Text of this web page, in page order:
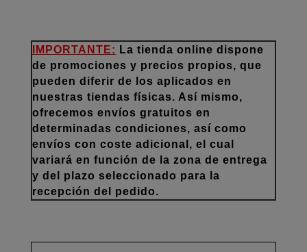
IMPORTANTE: La tienda online dispone
de promociones y precios propios, que
pueden diferir de los aplicados en
nuestras tiendas físicas. Así mismo,
ofrecemos envíos gratuitos en
determinadas condiciones, así como
envíos con coste adicional, el cual
variará en función de la zona de entrega
y del plazo seleccionado para la
recepción del pedido.